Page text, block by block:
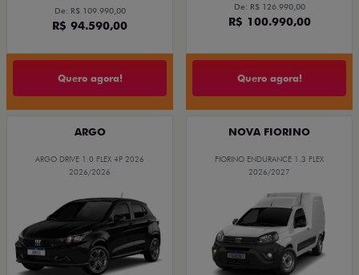
De: R$ 109.990,00
R$ 94.590,00
Quero agora!
De: R$ 126.990,00
R$ 100.990,00
Quero agora!
ARGO
ARGO DRIVE 1.0 FLEX 4P 2026
2026/2026
NOVA FIORINO
FIORINO ENDURANCE 1.3 FLEX
2026/2027